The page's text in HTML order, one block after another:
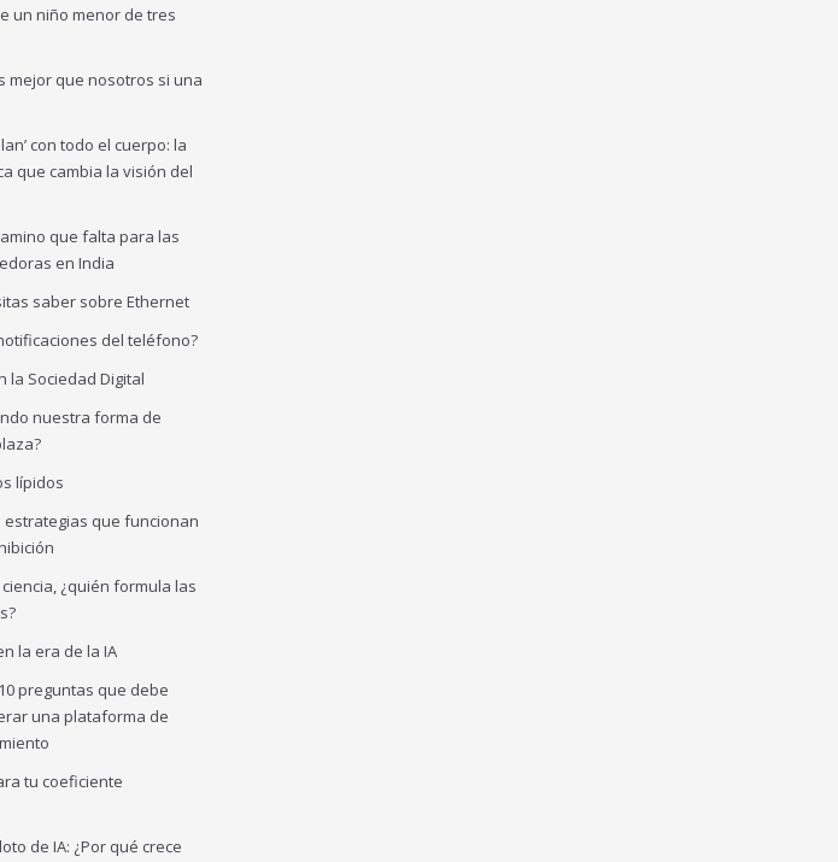
un niño menor de tres
mejor que nosotros si una
con todo el cuerpo: la
que cambia la visión del
que falta para las
en India
saber sobre Ethernet
del teléfono?
la Sociedad Digital
nuestra forma de
lípidos
estrategias que funcionan
¿quién formula las
la era de la IA
preguntas que debe
una plataforma de
tu coeficiente
de IA: ¿Por qué crece